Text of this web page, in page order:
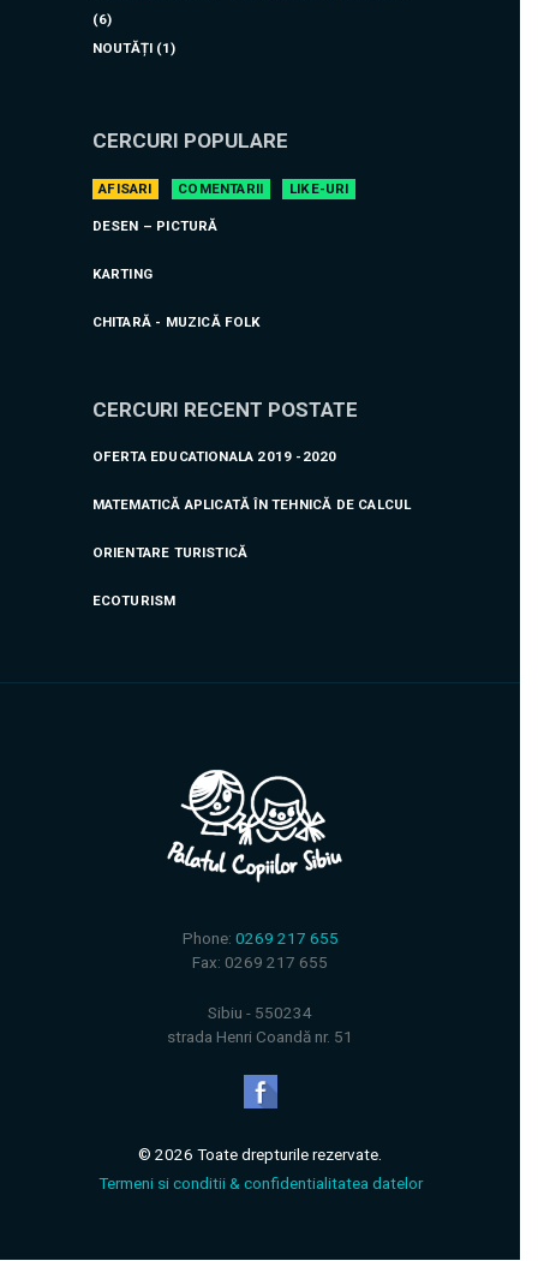
(6)
NOUTĂȚI(1)
CERCURI POPULARE
AFISARI COMENTARII LIKE-URI
DESEN – PICTURĂ
KARTING
CHITARĂ - MUZICĂ FOLK
CERCURI RECENT POSTATE
OFERTA EDUCATIONALA 2019 -2020
MATEMATICĂ APLICATĂ ÎN TEHNICĂ DE CALCUL
ORIENTARE TURISTICĂ
ECOTURISM
Phone: 0269 217 655
Fax: 0269 217 655
Sibiu - 550234
strada Henri Coandă nr. 51
© 2026 Toate drepturile rezervate.
Termeni si conditii & confidentialitatea datelor